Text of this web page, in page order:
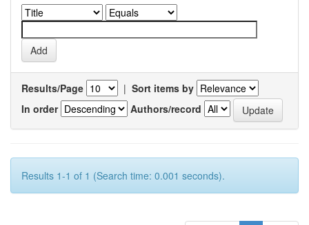
Results/Page | Sort items by
In order
Authors/record
Results 1-1 of 1 (Search time: 0.001 seconds).